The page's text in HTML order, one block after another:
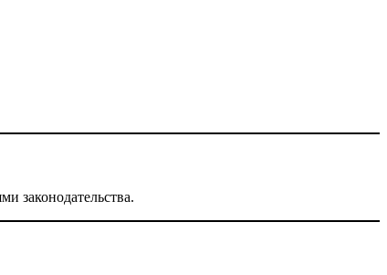
законодательства.